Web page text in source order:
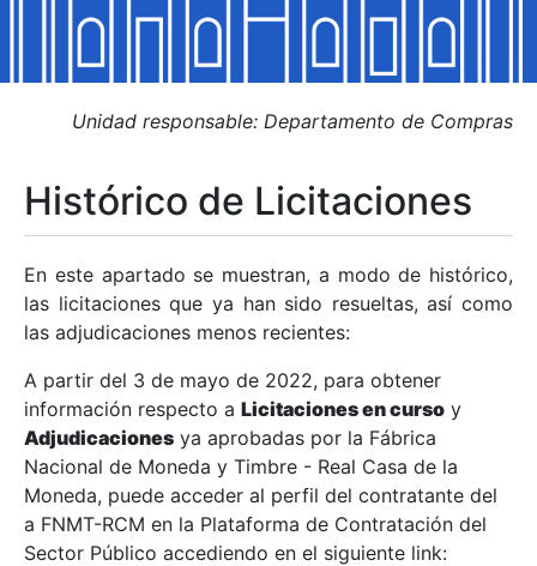
Mostrar/Ocultar
Mostrar/Ocultar
Mostrar/Ocultar
Mostrar/Ocultar
Mostrar/Ocultar
Unidad responsable: Departamento de Compras
Histórico de Licitaciones
En este apartado se muestran, a modo de histórico,
las licitaciones que ya han sido resueltas, así como
las adjudicaciones menos recientes:
A partir del 3 de mayo de 2022, para obtener
información respecto a Licitaciones en curso y
Adjudicaciones ya aprobadas por la Fábrica
Nacional de Moneda y Timbre - Real Casa de la
Moneda, puede acceder al perfil del contratante del
a FNMT-RCM en la Plataforma de Contratación del
Sector Público accediendo en el siguiente link: